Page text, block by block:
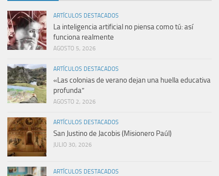
ARTÍCULOS DESTACADOS
La inteligencia artificial no piensa como tú: así
funciona realmente
AGOSTO 5, 2026
ARTÍCULOS DESTACADOS
«Las colonias de verano dejan una huella educativa
profunda”
AGOSTO 2, 2026
ARTÍCULOS DESTACADOS
San Justino de Jacobis (Misionero Paúl)
JULIO 30, 2026
ARTÍCULOS DESTACADOS